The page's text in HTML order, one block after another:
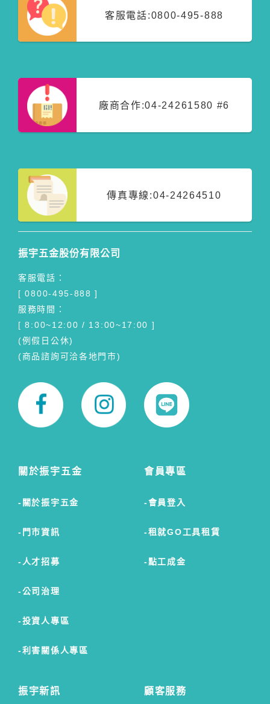
客服電話:0800-495-888
廠商合作:04-24261580 #6
傳真專線:04-24264510
振宇五金股份有限公司
客服電話：
[ 0800-495-888 ]
服務時間：
[ 8:00~12:00 / 13:00~17:00 ]
(例假日公休)
(商品諮詢可洽各地門市)
關於振宇五金
關於振宇五金
門市資訊
人才招募
公司治理
投資人專區
利害關係人專區
會員專區
會員登入
租就GO工具租賃
點工成金
振宇新訊 顧客服務